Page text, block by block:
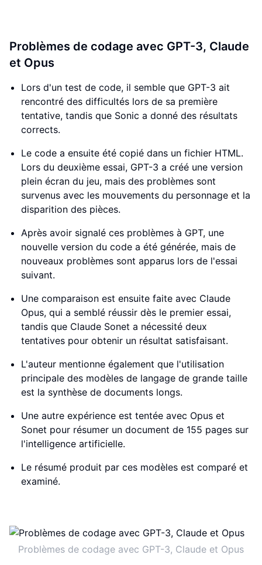
Problèmes de codage avec GPT-3, Claude
et Opus
Lors d'un test de code, il semble que GPT-3 ait
rencontré des difficultés lors de sa première
tentative, tandis que Sonic a donné des résultats
corrects.
Le code a ensuite été copié dans un fichier HTML.
Lors du deuxième essai, GPT-3 a créé une version
plein écran du jeu, mais des problèmes sont
survenus avec les mouvements du personnage et la
disparition des pièces.
Après avoir signalé ces problèmes à GPT, une
nouvelle version du code a été générée, mais de
nouveaux problèmes sont apparus lors de l'essai
suivant.
Une comparaison est ensuite faite avec Claude
Opus, qui a semblé réussir dès le premier essai,
tandis que Claude Sonet a nécessité deux
tentatives pour obtenir un résultat satisfaisant.
L'auteur mentionne également que l'utilisation
principale des modèles de langage de grande taille
est la synthèse de documents longs.
Une autre expérience est tentée avec Opus et
Sonet pour résumer un document de 155 pages sur
l'intelligence artificielle.
Le résumé produit par ces modèles est comparé et
examiné.
Problèmes de codage avec GPT-3, Claude et Opus